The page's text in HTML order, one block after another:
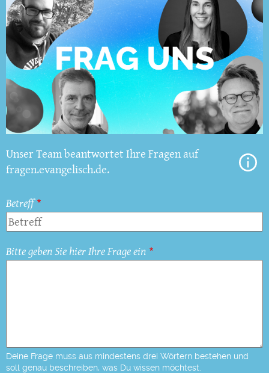
Unser Team beantwortet Ihre Fragen auf
fragen.evangelisch.de.
Betreff
Bitte geben Sie hier Ihre Frage ein
Deine Frage muss aus mindestens drei Wörtern bestehen und
soll genau beschreiben, was Du wissen möchtest.